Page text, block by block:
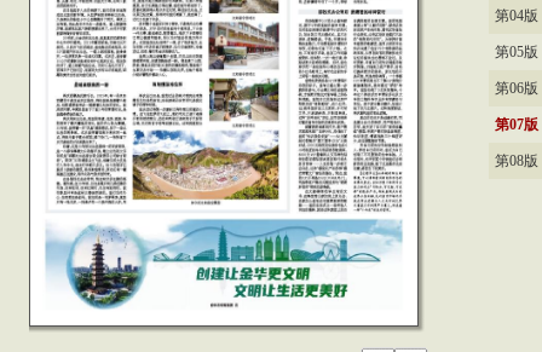
第04
第05
第06
第07
第08